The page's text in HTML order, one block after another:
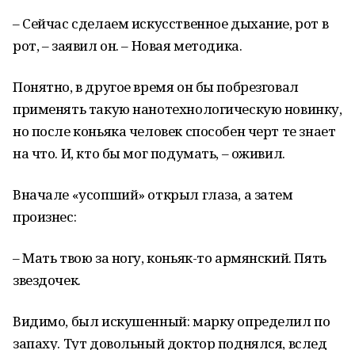
– Сейчас сделаем искусственное дыхание, рот в
рот, – заявил он. – Новая методика.
Понятно, в другое время он бы побрезговал
применять такую нанотехнологическую новинку,
но после коньяка человек способен черт те знает
на что. И, кто бы мог подумать, – оживил.
Вначале «усопший» открыл глаза, а затем
произнес:
– Мать твою за ногу, коньяк-то армянский. Пять
звездочек.
Видимо, был искушенный: марку определил по
запаху. Тут довольный доктор поднялся, вслед